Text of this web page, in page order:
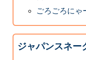
ごろごろにゃ
ジャパンスネー